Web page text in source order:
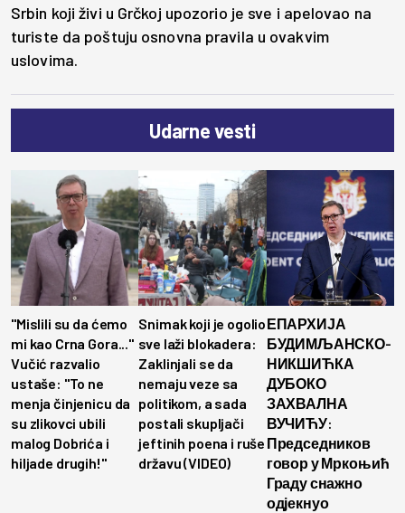
Srbin koji živi u Grčkoj upozorio je sve i apelovao na
turiste da poštuju osnovna pravila u ovakvim
uslovima.
Udarne vesti
"Mislili su da ćemo
mi kao Crna Gora..."
Vučić razvalio
ustaše: "To ne
menja činjenicu da
su zlikovci ubili
malog Dobrića i
hiljade drugih!"
Snimak koji je ogolio
sve laži blokadera:
Zaklinjali se da
nemaju veze sa
politikom, a sada
postali skupljači
jeftinih poena i ruše
državu (VIDEO)
ЕПАРХИЈА
БУДИМЉАНСКО-
НИКШИЋКА
ДУБОКО
ЗАХВАЛНА
ВУЧИЋУ:
Председников
говор у Мркоњић
Граду снажно
одјекнуо